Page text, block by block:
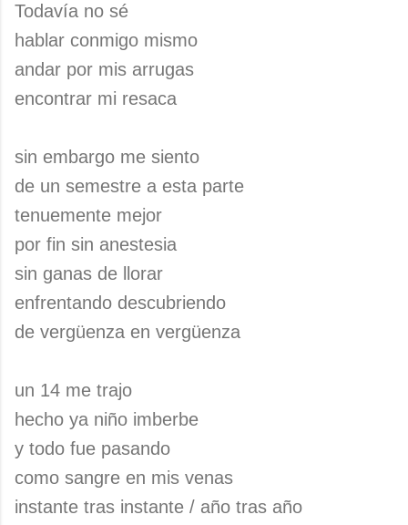
Todavía no sé
hablar conmigo mismo
andar por mis arrugas
encontrar mi resaca
sin embargo me siento
de un semestre a esta parte
tenuemente mejor
por fin sin anestesia
sin ganas de llorar
enfrentando descubriendo
de vergüenza en vergüenza
un 14 me trajo
hecho ya niño imberbe
y todo fue pasando
como sangre en mis venas
instante tras instante / año tras año